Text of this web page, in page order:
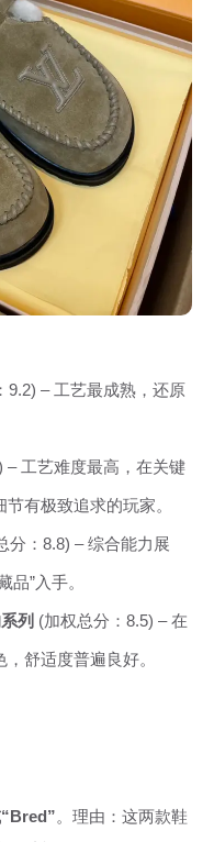
9.2) – 工艺最成熟，还原
– 工艺难度最高，在关键
有极致追求的玩家。
分：8.8) – 综合能力展
”入手。
列 (加权总分：8.5) – 在
舒适度普遍良好。
。理由：这两款鞋